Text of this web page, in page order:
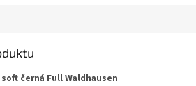
černá Full Waldhausen